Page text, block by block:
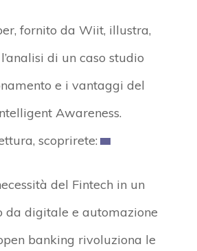
fornito da Wiit, illustra,
di un caso studio
e i vantaggi del
Awareness.
scoprirete:
del Fintech in un
da digitale e automazione
banking rivoluziona le